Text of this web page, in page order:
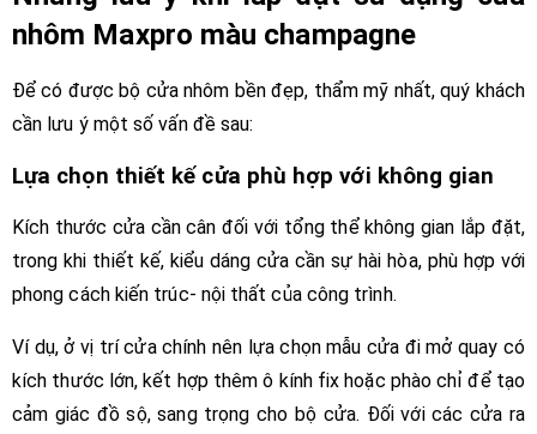
nhôm Maxpro màu champagne
Để có được bộ cửa nhôm bền đẹp, thẩm mỹ nhất, quý khách
cần lưu ý một số vấn đề sau:
Lựa chọn thiết kế cửa phù hợp với không gian
Kích thước cửa cần cân đối với tổng thể không gian lắp đặt,
trong khi thiết kế, kiểu dáng cửa cần sự hài hòa, phù hợp với
phong cách kiến trúc- nội thất của công trình.
Ví dụ, ở vị trí cửa chính nên lựa chọn mẫu cửa đi mở quay có
kích thước lớn, kết hợp thêm ô kính fix hoặc phào chỉ để tạo
cảm giác đồ sộ, sang trọng cho bộ cửa. Đối với các cửa ra